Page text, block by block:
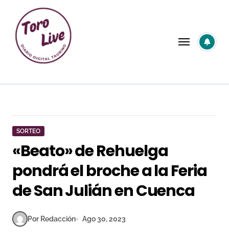
contenido
SORTEO
«Beato» de Rehuelga
pondrá el broche a la Feria
de San Julián en Cuenca
Por Redacción Ago 30, 2023